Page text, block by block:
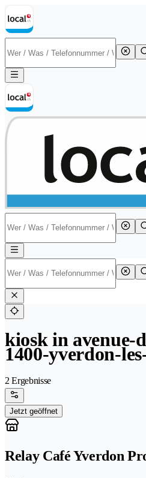
kiosk in avenue-
1400-yverdon-
2 Ergebnisse
Jetzt geöffnet
Relay Café Yverdon